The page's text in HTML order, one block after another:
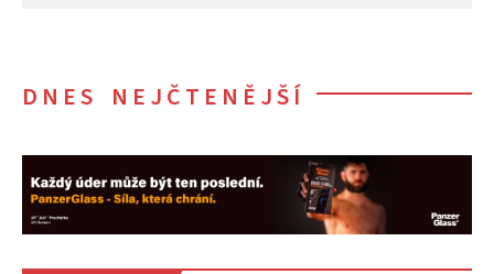
DNES NEJČTENĚJŠÍ